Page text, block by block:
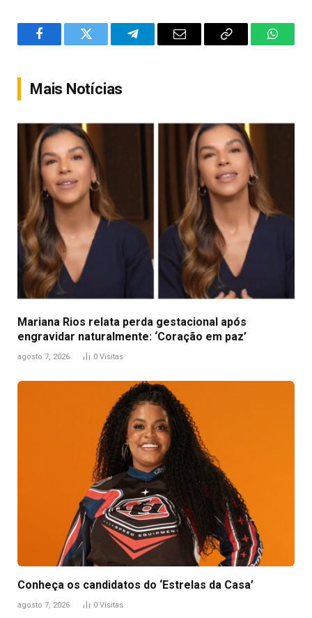
FacebookTwitter TelegramEmail
Copy
Mais Notícias
Mariana Rios relata perda gestacional após
engravidar naturalmente: ‘Coração em paz’
agosto 7, 2026 0 Visitas
Conheça os candidatos do ‘Estrelas da Casa’
agosto 7, 2026 0 Visitas